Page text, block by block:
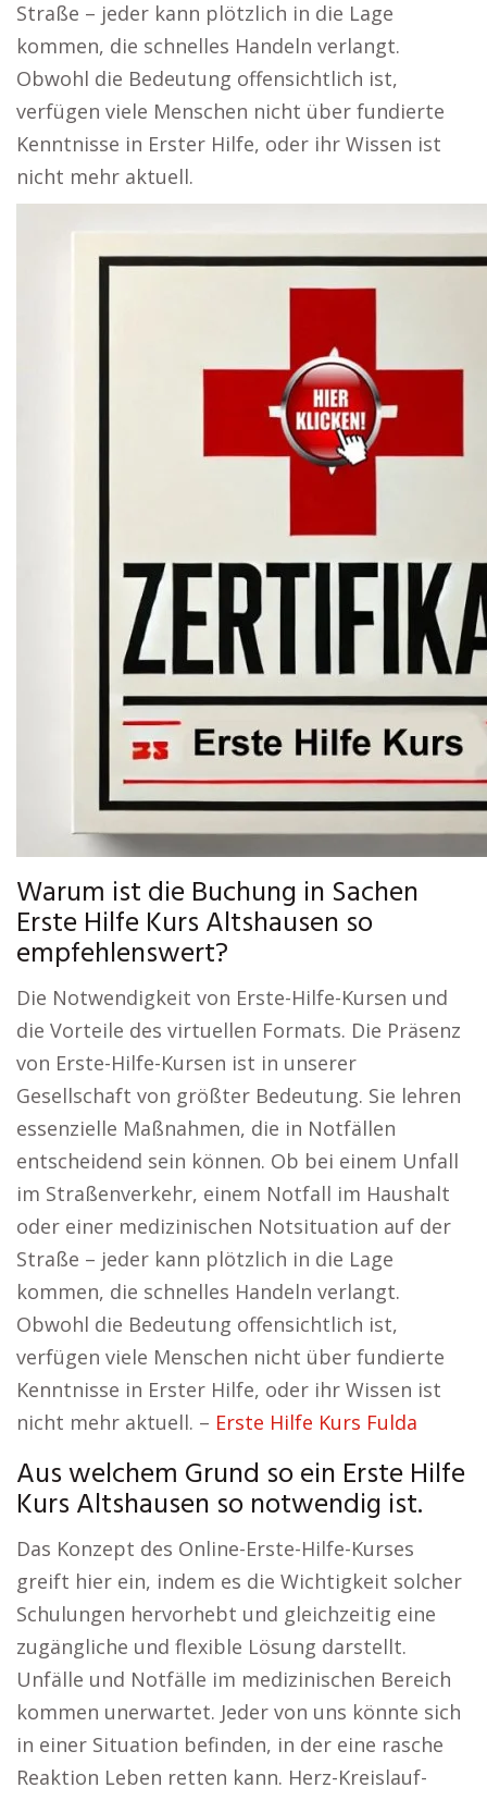
Straße – jeder kann plötzlich in die Lage
kommen, die schnelles Handeln verlangt.
Obwohl die Bedeutung offensichtlich ist,
verfügen viele Menschen nicht über fundierte
Kenntnisse in Erster Hilfe, oder ihr Wissen ist
nicht mehr aktuell.
Warum ist die Buchung in Sachen
Erste Hilfe Kurs Altshausen so
empfehlenswert?
Die Notwendigkeit von Erste-Hilfe-Kursen und
die Vorteile des virtuellen Formats. Die Präsenz
von Erste-Hilfe-Kursen ist in unserer
Gesellschaft von größter Bedeutung. Sie lehren
essenzielle Maßnahmen, die in Notfällen
entscheidend sein können. Ob bei einem Unfall
im Straßenverkehr, einem Notfall im Haushalt
oder einer medizinischen Notsituation auf der
Straße – jeder kann plötzlich in die Lage
kommen, die schnelles Handeln verlangt.
Obwohl die Bedeutung offensichtlich ist,
verfügen viele Menschen nicht über fundierte
Kenntnisse in Erster Hilfe, oder ihr Wissen ist
nicht mehr aktuell. – Erste Hilfe Kurs Fulda
Aus welchem Grund so ein Erste Hilfe
Kurs Altshausen so notwendig ist.
Das Konzept des Online-Erste-Hilfe-Kurses
greift hier ein, indem es die Wichtigkeit solcher
Schulungen hervorhebt und gleichzeitig eine
zugängliche und flexible Lösung darstellt.
Unfälle und Notfälle im medizinischen Bereich
kommen unerwartet. Jeder von uns könnte sich
in einer Situation befinden, in der eine rasche
Reaktion Leben retten kann. Herz-Kreislauf-